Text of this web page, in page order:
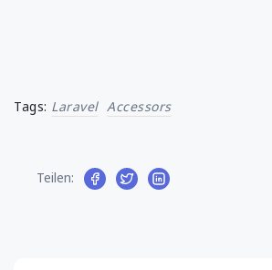
Tags: Laravel Accessors
Teilen: